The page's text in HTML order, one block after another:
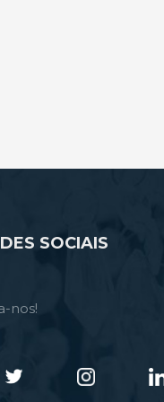
SOCIAIS
nos!